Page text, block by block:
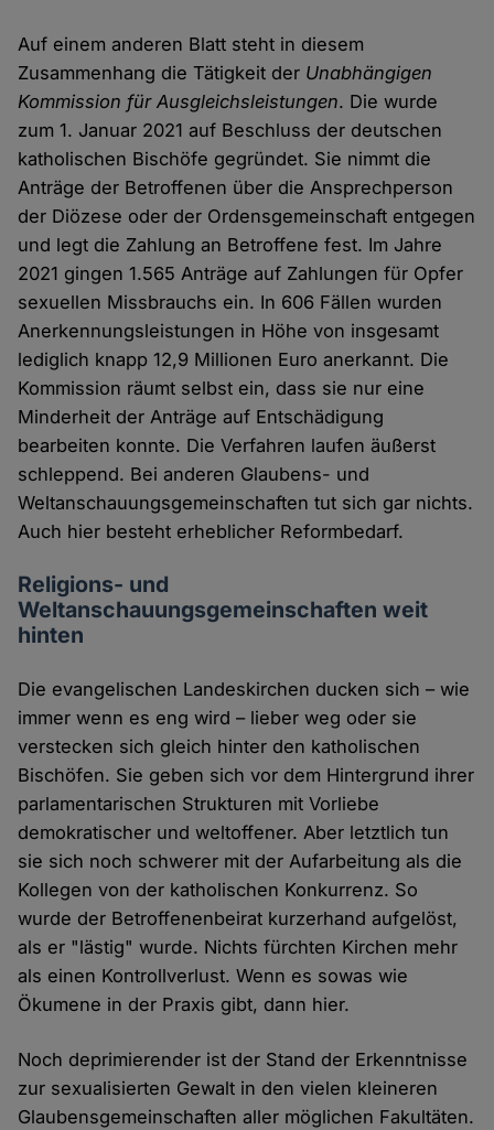
Auf einem anderen Blatt steht in diesem
Zusammenhang die Tätigkeit der Unabhängigen
Kommission für Ausgleichsleistungen. Die wurde
zum 1. Januar 2021 auf Beschluss der deutschen
katholischen Bischöfe gegründet. Sie nimmt die
Anträge der Betroffenen über die Ansprechperson
der Diözese oder der Ordensgemeinschaft entgegen
und legt die Zahlung an Betroffene fest. Im Jahre
2021 gingen 1.565 Anträge auf Zahlungen für Opfer
sexuellen Missbrauchs ein. In 606 Fällen wurden
Anerkennungsleistungen in Höhe von insgesamt
lediglich knapp 12,9 Millionen Euro anerkannt. Die
Kommission räumt selbst ein, dass sie nur eine
Minderheit der Anträge auf Entschädigung
bearbeiten konnte. Die Verfahren laufen äußerst
schleppend. Bei anderen Glaubens- und
Weltanschauungsgemeinschaften tut sich gar nichts.
Auch hier besteht erheblicher Reformbedarf.
Religions- und
Weltanschauungsgemeinschaften weit
hinten
Die evangelischen Landeskirchen ducken sich – wie
immer wenn es eng wird – lieber weg oder sie
verstecken sich gleich hinter den katholischen
Bischöfen. Sie geben sich vor dem Hintergrund ihrer
parlamentarischen Strukturen mit Vorliebe
demokratischer und weltoffener. Aber letztlich tun
sie sich noch schwerer mit der Aufarbeitung als die
Kollegen von der katholischen Konkurrenz. So
wurde der Betroffenenbeirat kurzerhand aufgelöst,
als er "lästig" wurde. Nichts fürchten Kirchen mehr
als einen Kontrollverlust. Wenn es sowas wie
Ökumene in der Praxis gibt, dann hier.
Noch deprimierender ist der Stand der Erkenntnisse
zur sexualisierten Gewalt in den vielen kleineren
Glaubensgemeinschaften aller möglichen Fakultäten.